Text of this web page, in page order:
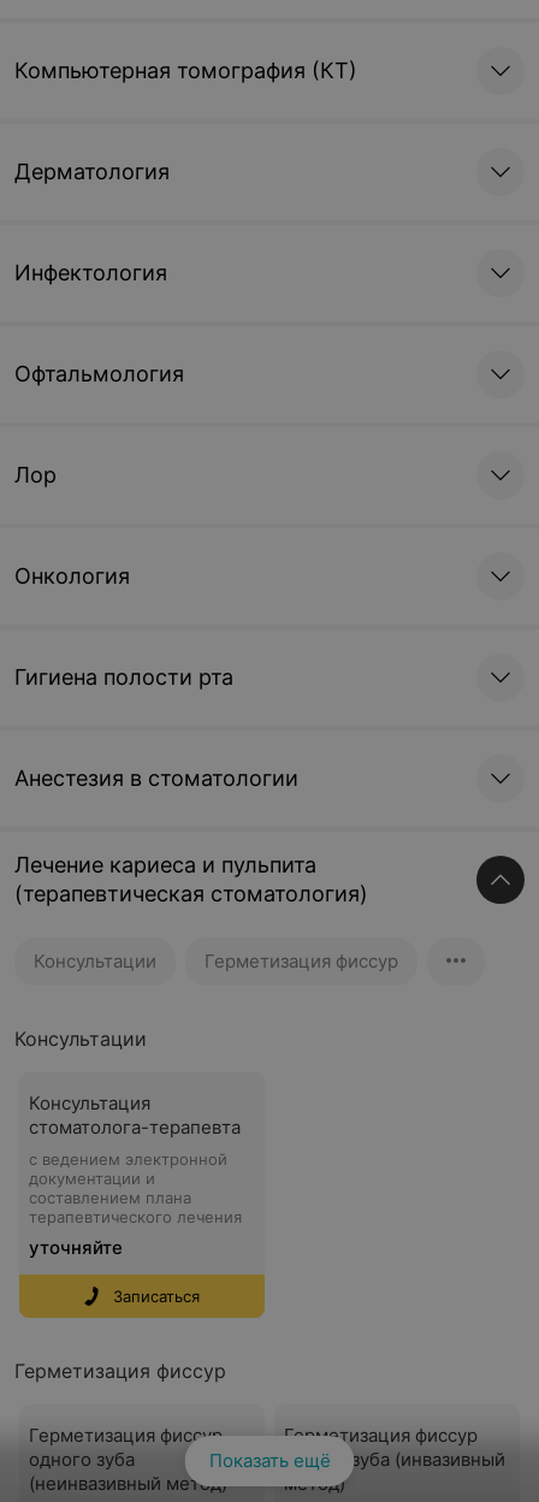
Компьютерная томография (КТ)
Дерматология
Инфектология
Офтальмология
Лор
Онкология
Гигиена полости рта
Анестезия в стоматологии
Лечение кариеса и пульпита
(терапевтическая стоматология)
Консультации Герметизация фиссур
Консультации
Консультация
стоматолога-терапевта
с ведением электронной
документации и
составлением плана
терапевтического лечения
уточняйте
Записаться
Герметизация фиссур
Герметизация фиссур
одного зуба
(неинвазивный метод)
Герметизация фиссур
одного зуба (инвазивный
метод)
Показать ещё